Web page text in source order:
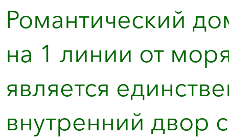
Романтический
на 1 линии от
является
внутренний двор